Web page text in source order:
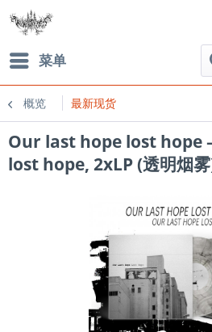
菜单
概览 最新现货
Our last hope lost hope
lost hope, 2xLP (透明烟